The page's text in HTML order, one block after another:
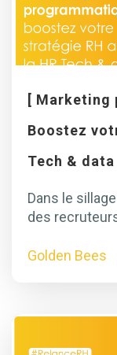
[ Marketing
Boostez
Tech & data
Dans le
des
Golden Bees